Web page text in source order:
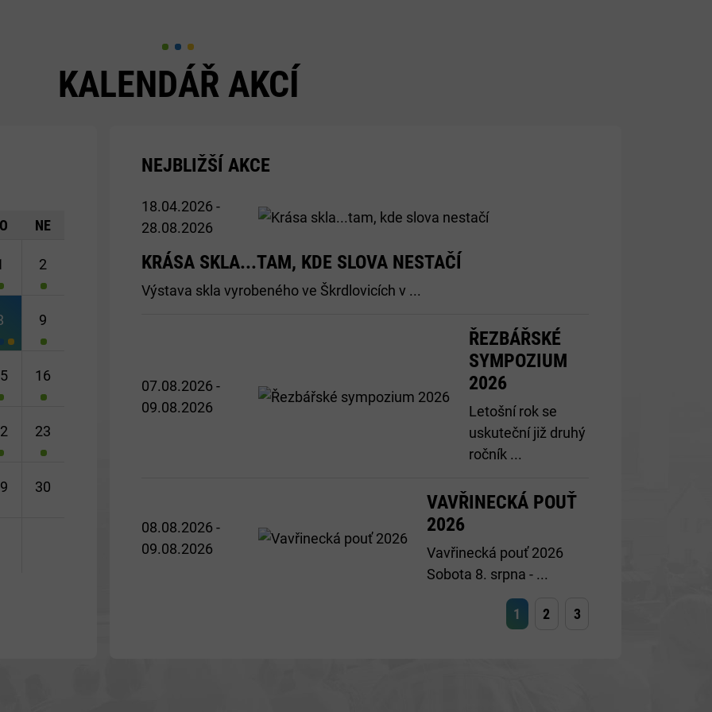
KALENDÁŘ AKCÍ
NE
2
9
16
23
30
NEJBLIŽŠÍ AKCE
18.04.2026 -
28.08.2026
KRÁSA SKLA...TAM, KDE SLOVA NESTAČÍ
Výstava skla vyrobeného ve Škrdlovicích v ...
07.08.2026 -
09.08.2026
ŘEZBÁŘSKÉ
SYMPOZIUM
2026
Letošní rok se
uskuteční již druhý
ročník ...
08.08.2026 -
09.08.2026
VAVŘINECKÁ POUŤ
2026
Vavřinecká pouť 2026
Sobota 8. srpna - ...
1 2 3